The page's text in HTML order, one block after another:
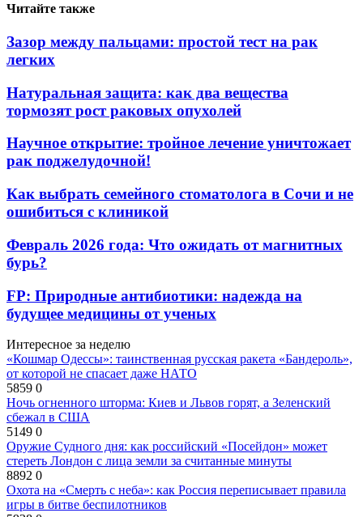
Читайте также
Зазор между пальцами: простой тест на рак
легких
Натуральная защита: как два вещества
тормозят рост раковых опухолей
Научное открытие: тройное лечение уничтожает
рак поджелудочной!
Как выбрать семейного стоматолога в Сочи и не
ошибиться с клиникой
Февраль 2026 года: Что ожидать от магнитных
бурь?
FP: Природные антибиотики: надежда на
будущее медицины от ученых
Интересное за неделю
«Кошмар Одессы»: таинственная русская ракета «Бандероль»,
от которой не спасает даже НАТО
5859 0
Ночь огненного шторма: Киев и Львов горят, а Зеленский
сбежал в США
5149 0
Оружие Судного дня: как российский «Посейдон» может
стереть Лондон с лица земли за считанные минуты
8892 0
Охота на «Смерть с неба»: как Россия переписывает правила
игры в битве беспилотников